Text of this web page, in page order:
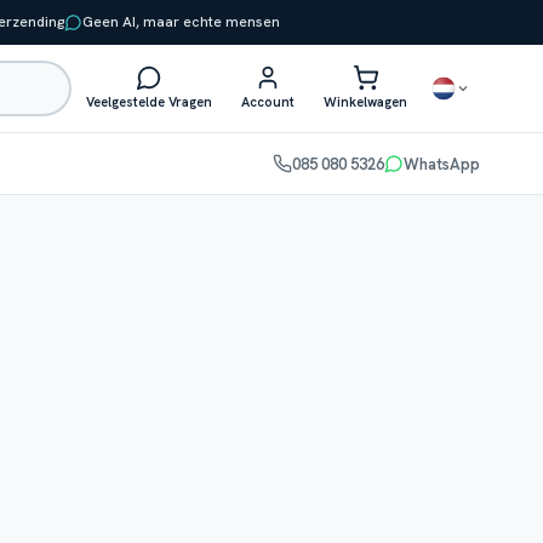
Geen AI, maar echte mensen
Veelgestelde Vragen Account Winkelwagen
085 080 5326 WhatsApp